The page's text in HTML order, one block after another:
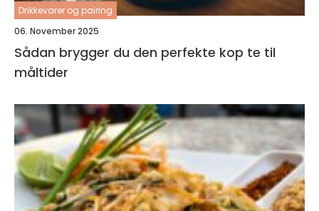
Drikkevarer og pairing
06. November 2025
Sådan brygger du den perfekte kop te til
måltider